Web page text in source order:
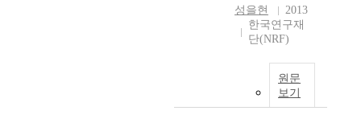
성을현
2013
한국연구재
단(NRF)
원문
보기